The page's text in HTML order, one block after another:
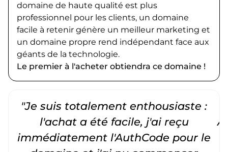
domaine de haute qualité est plus
professionnel pour les clients, un domaine
facile à retenir génère un meilleur marketing et
un domaine propre rend indépendant face aux
géants de la technologie.
Le premier à l'acheter obtiendra ce domaine !
"Je suis totalement enthousiaste :
l'achat a été facile, j'ai reçu
immédiatement l'AuthCode pour le